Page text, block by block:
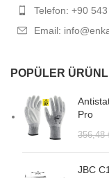
Telefon: +90
Email:
POPÜLER
Pro
356,48
JBC